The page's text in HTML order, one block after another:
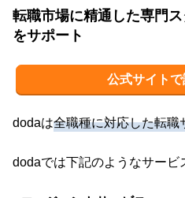
転職市場に精通した専門
をサポート
公式サイト
dodaは全職種に対応した転職
dodaでは下記のようなサービ